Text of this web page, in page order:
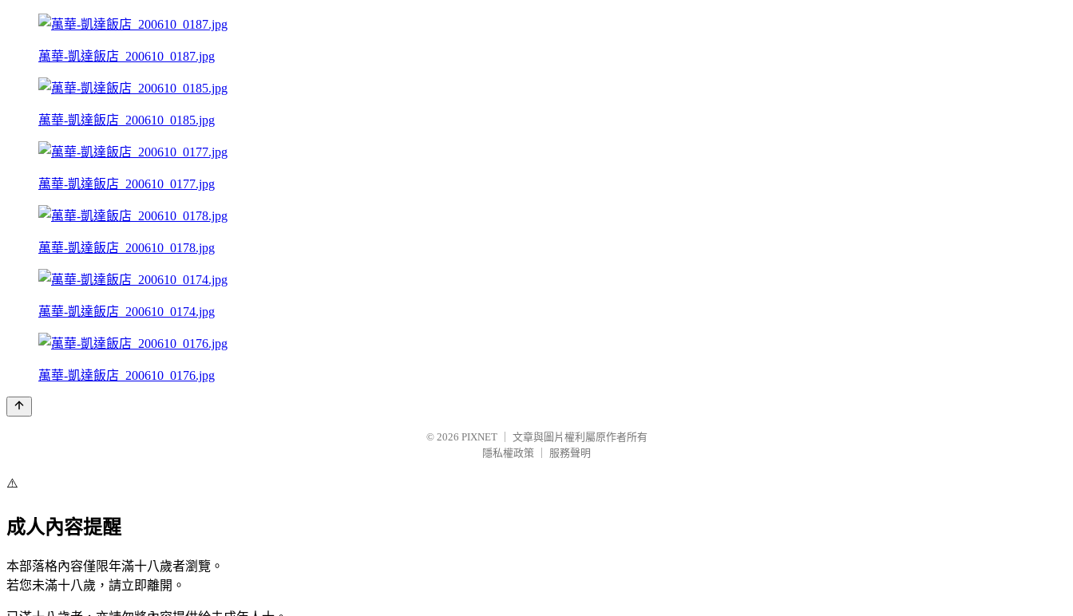
萬華-凱達飯店_200610_0187.jpg
萬華-凱達飯店_200610_0185.jpg
萬華-凱達飯店_200610_0177.jpg
萬華-凱達飯店_200610_0178.jpg
萬華-凱達飯店_200610_0174.jpg
萬華-凱達飯店_200610_0176.jpg
© 2026 PIXNET
文章與圖片權利屬原作者所有
隱私權政策
服務聲明
⚠️
成人內容提醒
本部落格內容僅限年滿十八歲者瀏覽。
若您未滿十八歲，請立即離開。